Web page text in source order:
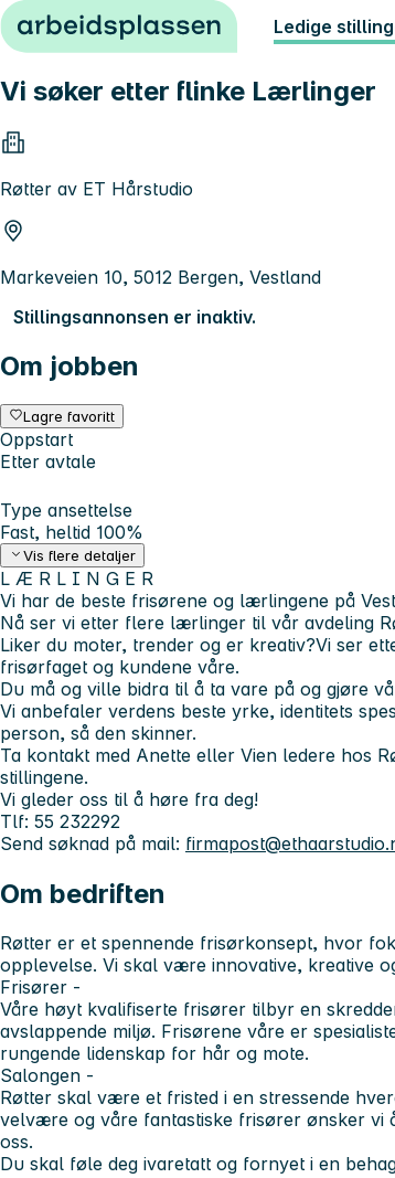
Hopp til innhold Ledige
Vi søker etter flinke Lærlinger
Røtter av ET Hårstudio
Markeveien 10, 5012 Bergen, Vestland
Stillingsannonsen er inaktiv.
Om jobben
Lagre favoritt
Oppstart
Etter avtale
Type ansettelse
Fast, heltid 100%
Vis flere detaljer
L Æ R L I N G E R
Vi har de beste frisørene og lærlingene på
Nå ser vi etter flere lærlinger til vår avdeling
Liker du moter, trender og er kreativ?Vi ser
frisørfaget og kundene våre.
Du må og ville bidra til å ta vare på og gjøre
Vi anbefaler verdens beste yrke, identitets
person, så den skinner.
Ta kontakt med Anette eller Vien ledere hos
stillingene.
Vi gleder oss til å høre fra deg!
Tlf: 55 232292
Send søknad på mail:
Om bedriften
Røtter er et spennende frisørkonsept, hvor
opplevelse. Vi skal være innovative, kreative
Frisører -
Våre høyt kvalifiserte frisører tilbyr en
avslappende miljø. Frisørene våre er
rungende lidenskap for hår og mote.
Salongen -
Røtter skal være et fristed i en stressende
velvære og våre fantastiske frisører ønsker vi
oss.
Du skal føle deg ivaretatt og fornyet i en